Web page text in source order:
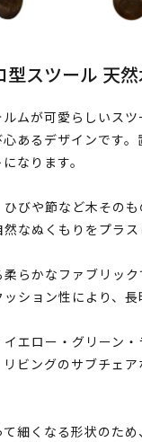
スツール 天
ムが可愛らしいス
あるデザインです
なります。
びや節など木その
なぬくもりをプラス
らかなファブリッ
ション性により、長
エロー・グリーン
ビングのサブチェ
細くなる形状のた